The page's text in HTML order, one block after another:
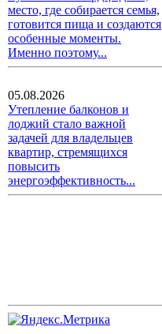
место, где собирается семья,
готовится пища и создаются
особенные моменты.
Именно поэтому...
05.08.2026
Утепление балконов и
лоджий стало важной
задачей для владельцев
квартир, стремящихся
повысить
энергоэффективность...